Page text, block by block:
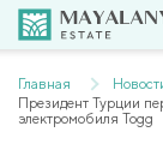
Главная
Президент Турции
электромобиля Togg